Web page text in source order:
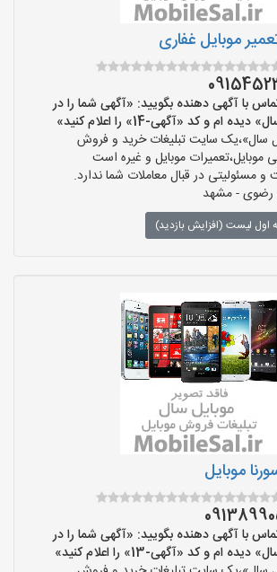
موبایل غفاری
با آگهی دهنده بگویید: «آگهی شما را در
ام و کد «آگهی-14» را اعلام کنید»
سال»،یک سایت تبلیغات خرید و فروش
موبایل،تعمیرات موبایل و غیره است
مسئولیتی در قبال معاملات شما ندارد.
رضوی - مشهد
اول لیست (افزایش بازدید)
موبایل
با آگهی دهنده بگویید: «آگهی شما را در
ام و کد «آگهی-13» را اعلام کنید»